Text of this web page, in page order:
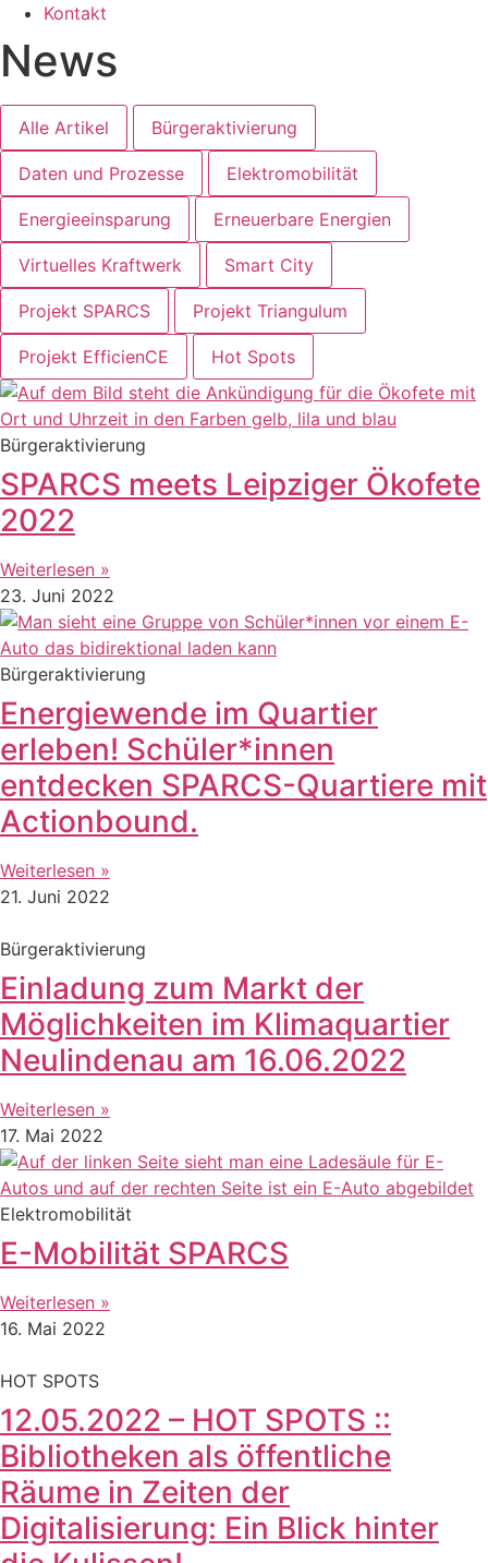
Kontakt
News
Alle Artikel Bürgeraktivierung
Daten und Prozesse Elektromobilität
Energieeinsparung Erneuerbare Energien
Virtuelles Kraftwerk Smart City
Projekt SPARCS Projekt Triangulum
Projekt EfficienCE Hot Spots
Bürgeraktivierung
SPARCS meets Leipziger Ökofete
2022
Weiterlesen »
23. Juni 2022
Bürgeraktivierung
Energiewende im Quartier
erleben! Schüler*innen
entdecken SPARCS-Quartiere mit
Actionbound.
Weiterlesen »
21. Juni 2022
Bürgeraktivierung
Einladung zum Markt der
Möglichkeiten im Klimaquartier
Neulindenau am 16.06.2022
Weiterlesen »
17. Mai 2022
Elektromobilität
E-Mobilität SPARCS
Weiterlesen »
16. Mai 2022
HOT SPOTS
12.05.2022 – HOT SPOTS ::
Bibliotheken als öffentliche
Räume in Zeiten der
Digitalisierung: Ein Blick hinter